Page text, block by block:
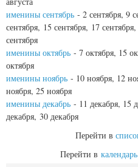
именины сентябрь - 2 сентября, 9
сентября, 15 сентября, 17
сентября
именины октябрь - 7 октября, 15
октября
именины ноябрь - 10 ноября, 12
ноября, 25 ноября
именины декабрь - 11 декабря, 15
декабря, 30 декабря
Перейти в
Перейти в